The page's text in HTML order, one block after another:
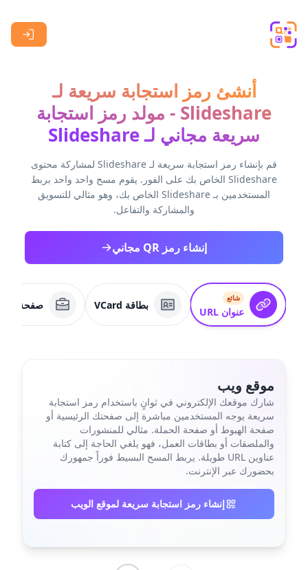
أنشئ رمز استجابة سريعة لـ
Slideshare - مولد رمز استجابة
سريعة مجاني لـ Slideshare
قم بإنشاء رمز استجابة سريعة لـ Slideshare لمشاركة محتوى
Slideshare الخاص بك على الفور. يقوم مسح واحد واحد بربط
المستخدمين بـ Slideshare الخاص بك، وهو مثالي للتسويق
والمشاركة والتفاعل.
إنشاء رمز QR مجاني
شائع
عنوان URL
بطاقة VCard صفحة
موقع ويب
شارك موقعك الإلكتروني في ثوانٍ باستخدام رمز استجابة
سريعة يوجه المستخدمين مباشرة إلى صفحتك الرئيسية أو
صفحة الهبوط أو صفحة الحملة. مثالي للمنشورات
والملصقات أو بطاقات العمل، فهو يلغي الحاجة إلى كتابة
عناوين URL طويلة. يربط المسح البسيط فوراً جمهورك
بحضورك عبر الإنترنت.
إنشاء رمز استجابة سريعة لموقع الويب